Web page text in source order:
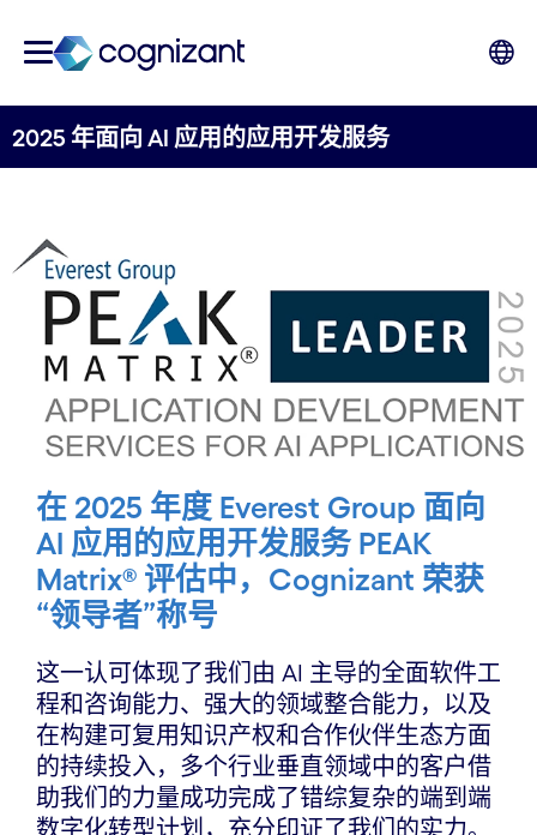
2025 年面向 AI 应用的应用开发服务
在 2025 年度 Everest Group 面向
AI 应用的应用开发服务 PEAK
Matrix® 评估中，Cognizant 荣获
“领导者”称号
这一认可体现了我们由 AI 主导的全面软件工
程和咨询能力、强大的领域整合能力，以及
在构建可复用知识产权和合作伙伴生态方面
的持续投入，多个行业垂直领域中的客户借
助我们的力量成功完成了错综复杂的端到端
数字化转型计划，充分印证了我们的实力。